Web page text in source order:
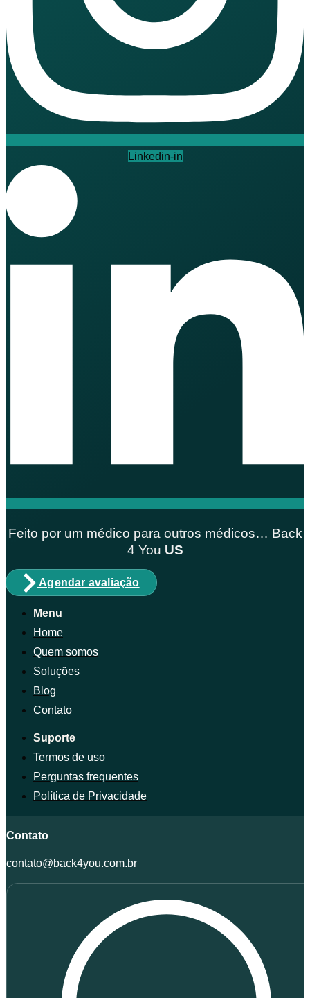
Linkedin-in
Feito por um médico para outros médicos… Back
4 You US
Agendar avaliação
Menu
Home
Quem somos
Soluções
Blog
Contato
Suporte
Termos de uso
Perguntas frequentes
Política de Privacidade
Contato
contato@back4you.com.br